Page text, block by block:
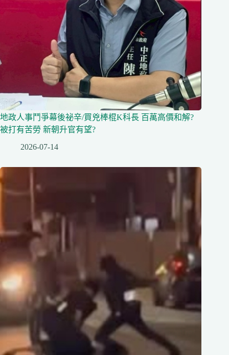
地政人事鬥爭幕後祕辛/買兇棒棍K科長 百萬高價和解?
被打有苦勞 新朝升官有望?
2026-07-14